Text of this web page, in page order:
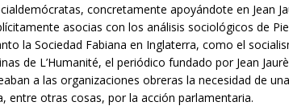
concretamente apoyándote en Jean
asocias con los análisis sociológicos de
la Sociedad Fabiana en Inglaterra, como el
de L’Humanité, el periódico fundado por Jean
a las organizaciones obreras la necesidad de
entre otras cosas, por la acción parlamentaria.